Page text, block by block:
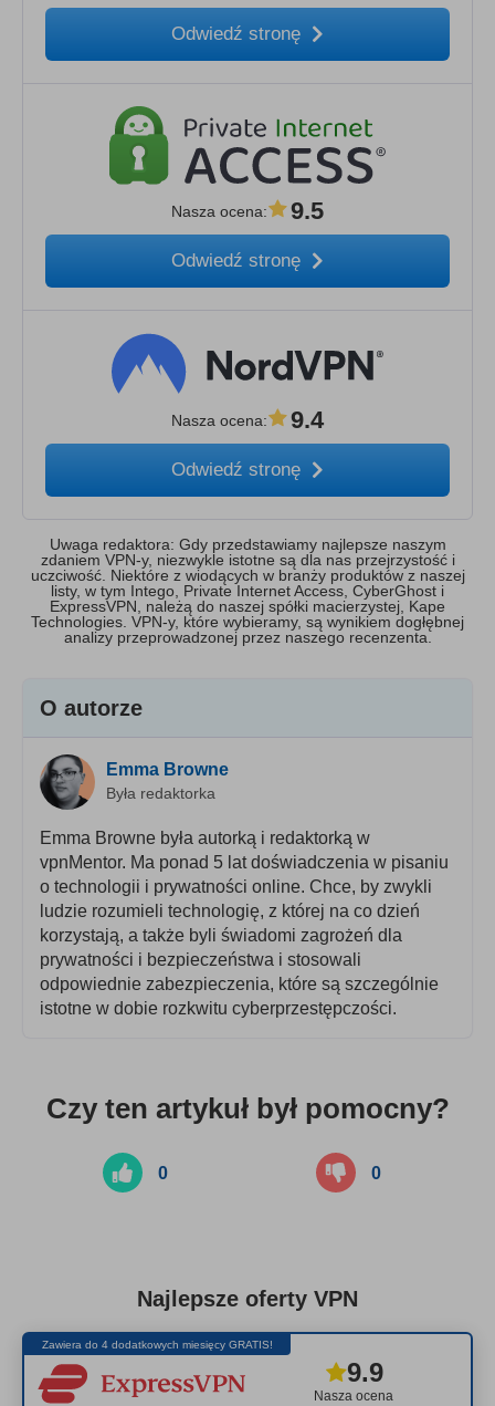
Odwiedź stronę
Nasza ocena: 9.5
Odwiedź stronę
Nasza ocena: 9.4
Odwiedź stronę
Uwaga redaktora: Gdy przedstawiamy najlepsze naszym
zdaniem VPN-y, niezwykle istotne są dla nas przejrzystość i
uczciwość. Niektóre z wiodących w branży produktów z naszej
listy, w tym Intego, Private Internet Access, CyberGhost i
ExpressVPN, należą do naszej spółki macierzystej, Kape
Technologies. VPN-y, które wybieramy, są wynikiem dogłębnej
analizy przeprowadzonej przez naszego recenzenta.
O autorze
Emma Browne
Była redaktorka
Emma Browne była autorką i redaktorką w
vpnMentor. Ma ponad 5 lat doświadczenia w pisaniu
o technologii i prywatności online. Chce, by zwykli
ludzie rozumieli technologię, z której na co dzień
korzystają, a także byli świadomi zagrożeń dla
prywatności i bezpieczeństwa i stosowali
odpowiednie zabezpieczenia, które są szczególnie
istotne w dobie rozkwitu cyberprzestępczości.
Czy ten artykuł był pomocny?
0 0
Najlepsze oferty VPN
Zawiera do 4 dodatkowych miesięcy GRATIS!
Nasza ocena
9.9